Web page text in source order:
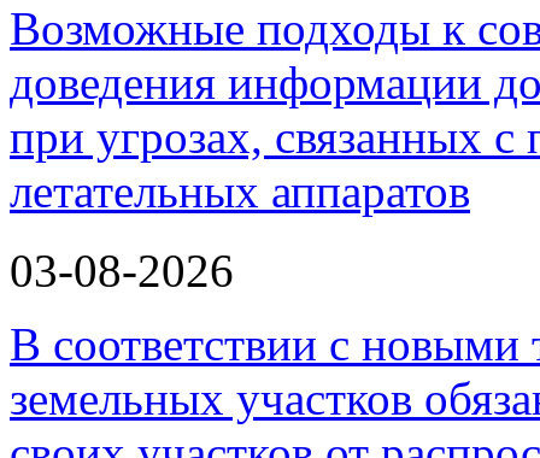
Возможные подходы к
доведения информации
при угрозах, связанных
летательных аппаратов
03-08-2026
В соответствии с новыми
земельных участков